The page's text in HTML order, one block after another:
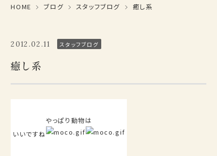
HOME ブログ スタッフブログ 癒し系
2012.02.11 スタッフブログ
癒し系
やっぱり動物は
いいですね